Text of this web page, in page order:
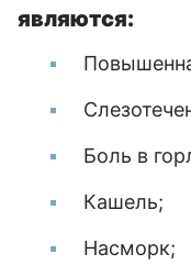
являются:
Боль в
Кашель;
Насморк;